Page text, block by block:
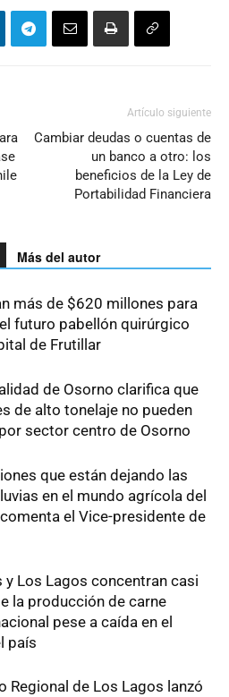
Artículo siguiente
Cambiar deudas o cuentas de
un banco a otro: los
beneficios de la Ley de
Portabilidad Financiera
Más del autor
más de $620 millones para
futuro pabellón quirúrgico
de Frutillar
de Osorno clarifica que
de alto tonelaje no pueden
sector centro de Osorno
que están dejando las
en el mundo agrícola del
el Vice-presidente de
y Los Lagos concentran casi
la producción de carne
pese a caída en el
país
Regional de Los Lagos lanzó